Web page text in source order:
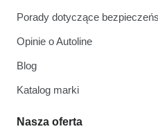
Porady dotyczące
Opinie o Autoline
Blog
Katalog marki
Nasza oferta